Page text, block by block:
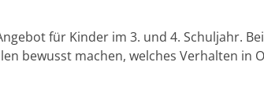
für Kinder im 3. und 4. Schuljahr.
bewusst machen, welches Verhalten in